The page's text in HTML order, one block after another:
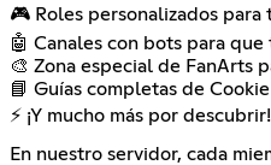
🎮 Roles personalizados para
🤖 Canales con bots para
🎨 Zona especial de FanArts
📘 Guías completas de Cookie
⚡ ¡Y mucho más por descubrir!
En nuestro servidor, cada